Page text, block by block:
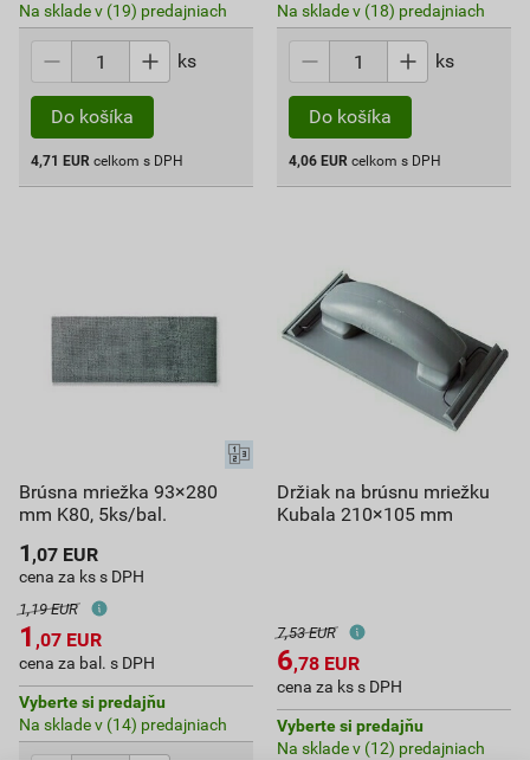
Na sklade v (19) predajniach
ks
Do košíka
4,71 EUR celkom s DPH
Na sklade v (18) predajniach
ks
Do košíka
4,06 EUR celkom s DPH
Brúsna mriežka 93×280
mm K80, 5ks/bal.
1 ,07 EUR
cena za ks s DPH
1,19 EUR
1 ,07 EUR
cena za bal. s DPH
Vyberte si predajňu
Na sklade v (14) predajniach
Držiak na brúsnu mriežku
Kubala 210×105 mm
7,53 EUR
6,78 EUR
cena za ks s DPH
Vyberte si predajňu
Na sklade v (12) predajniach